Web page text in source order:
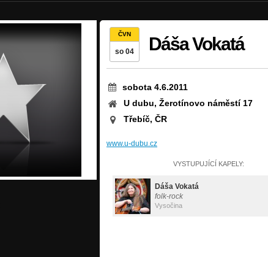
ČVN
so 04 Dáša Vokatá
sobota 4.6.2011
U dubu, Žerotínovo náměstí 17
Třebíč, ČR
www.u-dubu.cz
VYSTUPUJÍCÍ KAPELY:
Dáša Vokatá
folk-rock
Vysočina